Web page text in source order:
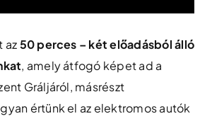
az50 perces – két előadásból álló
, amely átfogó képet ad a
Gráljáról, másrészt
értünk el az elektromos autók